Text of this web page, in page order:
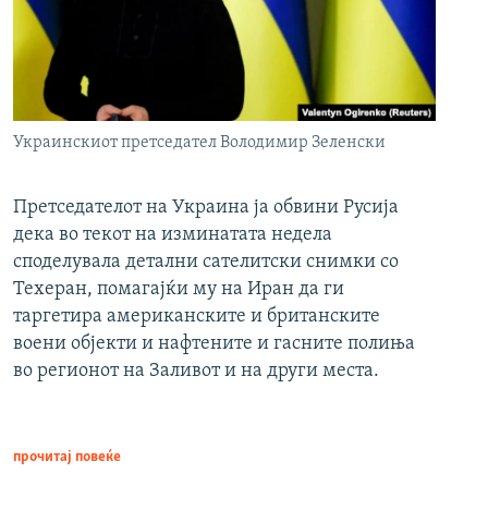
Украинскиот претседател Володимир Зеленски
Претседателот на Украина ја обвини Русија
дека во текот на изминатата недела
споделувала детални сателитски снимки со
Техеран, помагајќи му на Иран да ги
таргетира американските и британските
воени објекти и нафтените и гасните полиња
во регионот на Заливот и на други места.
прочитај повеќе